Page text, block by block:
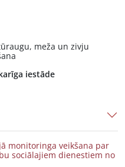
meža un zivju
iestāde
monitoringa veikšana par
sociālajiem dienestiem no